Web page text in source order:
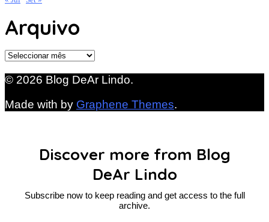
Arquivo
Arquivo
© 2026 Blog DeAr Lindo.
Made with by Graphene Themes.
Discover more from Blog
DeAr Lindo
Subscribe now to keep reading and get access to the full
archive.